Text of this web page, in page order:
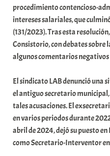
procedimiento contencioso-
intereses salariales, que
(131/2023). Tras esta
Consistorio, con debates
algunos comentarios
El sindicato LAB denunció una
el antiguo secretario
tales acusaciones. El
en varios periodos durante
abril de 2024, dejó su puesto
como Secretario-Interventor